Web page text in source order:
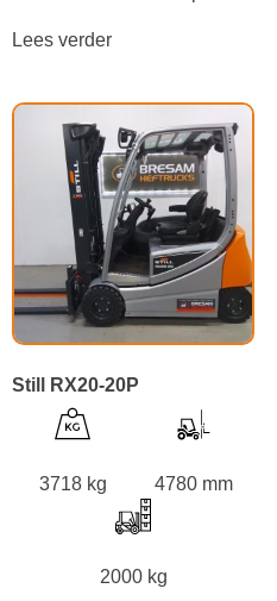
Lees verder
Still RX20-20P
3718 kg 4780 mm
2000 kg